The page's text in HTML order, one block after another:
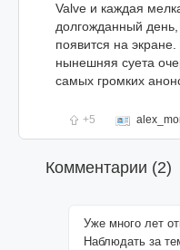
Valve и каждая
долгожданный день,
появится на
нынешняя суета
самых громких
+5
Комментарии (2)
Уже много лет
Наблюдать за